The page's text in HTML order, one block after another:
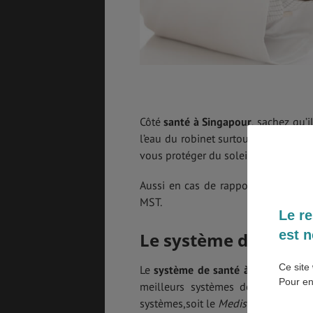
Côtésanté à Singapour, sachez
l’eau du robinet surtout si vous
vous protéger du soleil.
Aussi en cas de rapports sexuels,
MST.
Le système de santé
Lesystème de santé à Singapour
meilleurs systèmes de santé
systèmes,soit le Medisave
Le
est
Ce site
Pour